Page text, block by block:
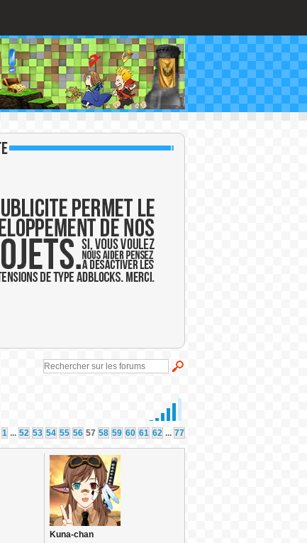
1 ... 52 53 54 55 56 57 58 59 60 61 62 ... 77
Kuna-chan